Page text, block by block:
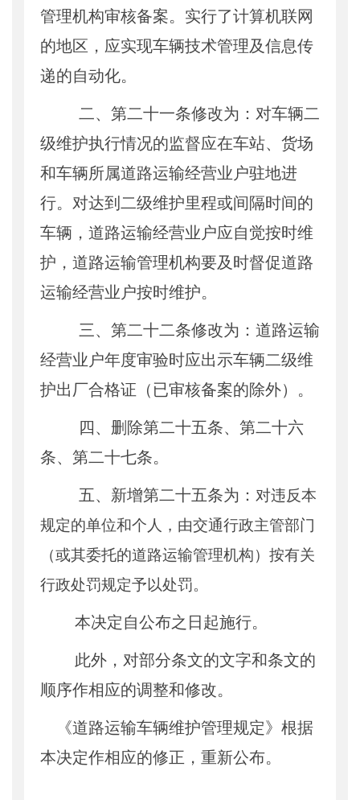
管理机构审核备案。实行了计算机联网
的地区，应实现车辆技术管理及信息传
递的自动化。
二、第二十一条修改为：对车辆二
级维护执行情况的监督应在车站、货场
和车辆所属道路运输经营业户驻地进
行。对达到二级维护里程或间隔时间的
车辆，道路运输经营业户应自觉按时维
护，道路运输管理机构要及时督促道路
运输经营业户按时维护。
三、第二十二条修改为：道路运输
经营业户年度审验时应出示车辆二级维
护出厂合格证（已审核备案的除外）。
四、删除第二十五条、第二十六
条、第二十七条。
五、新增第二十五条为： 对违反本
规定的单位和个人，由交通行政主管部门
（或其委托的道路运输管理机构）按有关
行政处罚规定予以处罚。
本决定自公布之日起施行。
此外，对部分条文的文字和条文的
顺序作相应的调整和修改。
《道路运输车辆维护管理规定》根据
本决定作相应的修正，重新公布。